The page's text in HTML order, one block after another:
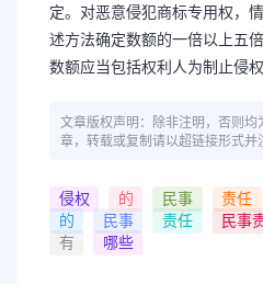
定。对恶意侵犯商标专用权，
述方法确定数额的一倍以上五
数额应当包括权利人为制止侵
文章版权声明：除非注明，否则均
章，转载或复制请以超链接形式并
侵权 的 民事 责任
的
民事 责任 民事
有
哪些